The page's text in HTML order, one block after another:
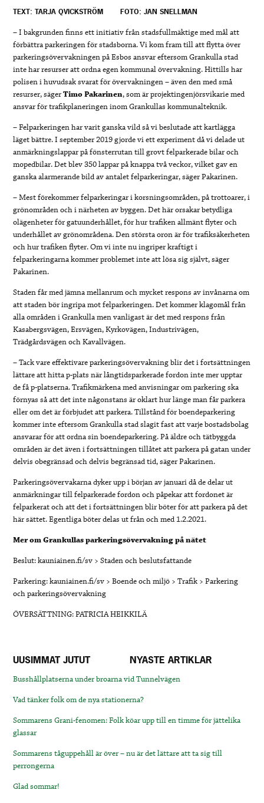
TEXT: TARJA QVICKSTRÖM FOTO: JAN SNELLMAN
– I bakgrunden finns ett initiativ från stadsfullmäktige med mål att
förbättra parkeringen för stadsborna. Vi kom fram till att flytta över
parkeringsövervakningen på Esbos ansvar eftersom Grankulla stad
inte har resurser att ordna egen kommunal övervakning. Hittills har
polisen i huvudsak svarat för övervakningen – även den med små
resurser, sägerTimo Pakarinen, som är projektingenjörsvikarie med
ansvar för trafikplaneringen inom Grankullas kommunalteknik.
– Felparkeringen har varit ganska vild så vi beslutade att kartlägga
läget bättre. I september 2019 gjorde vi ett experiment då vi delade ut
anmärkningslappar på fönsterrutan till grovt felparkerade bilar och
mopedbilar. Det blev 350 lappar på knappa två veckor, vilket gav en
ganska alarmerande bild av antalet felparkeringar, säger Pakarinen.
– Mest förekommer felparkeringar i korsningsområden, på trottoarer, i
grönområden och i närheten av byggen. Det här orsakar betydliga
olägenheter för gatuunderhållet, för hur trafiken allmänt flyter och
underhållet av grönområdena. Den största oron är för trafiksäkerheten
och hur trafiken flyter. Om vi inte nu ingriper kraftigt i
felparkeringarna kommer problemet inte att lösa sig självt, säger
Pakarinen.
Staden får med jämna mellanrum och mycket respons av invånarna om
att staden bör ingripa mot felparkeringen. Det kommer klagomål från
alla områden i Grankulla men vanligast är det med respons från
Kasabergsvägen, Ersvägen, Kyrkovägen, Industrivägen,
Trädgårdsvägen och Kavallvägen.
– Tack vare effektivare parkeringsövervakning blir det i fortsättningen
lättare att hitta p-plats när långtidsparkerade fordon inte mer upptar
de få p-platserna. Trafikmärkena med anvisningar om parkering ska
förnyas så att det inte någonstans är oklart hur länge man får parkera
eller om det är förbjudet att parkera. Tillstånd för boendeparkering
kommer inte eftersom Grankulla stad slagit fast att varje bostadsbolag
ansvarar för att ordna sin boendeparkering. På äldre och tätbyggda
områden är det även i fortsättningen tillåtet att parkera på gatan under
delvis obegränsad och delvis begränsad tid, säger Pakarinen.
Parkeringsövervakarna dyker upp i början av januari då de delar ut
anmärkningar till felparkerade fordon och påpekar att fordonet är
felparkerat och att det i fortsättningen blir böter för att parkera på det
här sättet. Egentliga böter delas ut från och med 1.2.2021.
Mer om Grankullas parkeringsövervakning på nätet
Beslut: kauniainen.fi/sv > Staden och beslutsfattande
Parkering: kauniainen.fi/sv > Boende och miljö > Trafik > Parkering
och parkeringsövervakning
ÖVERSÄTTNING: PATRICIA HEIKKILÄ
UUSIMMAT JUTUT NYASTE ARTIKLAR
Busshållplatserna under broarna vid Tunnelvägen
Vad tänker folk om de nya stationerna?
Sommarens Grani-fenomen: Folk köar upp till en timme för jättelika
glassar
Sommarens tåguppehåll är över – nu är det lättare att ta sig till
perrongerna
Glad sommar!